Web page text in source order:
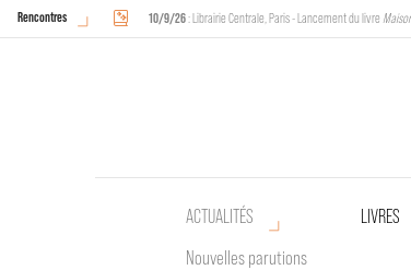
Rencontres 10/9/26: Librairie Centrale, Paris - Lancement du livre
: Halles de Schaerbeek, Bruxelles -
ACTUALITÉS
LIVRES
Nouvelles parutions